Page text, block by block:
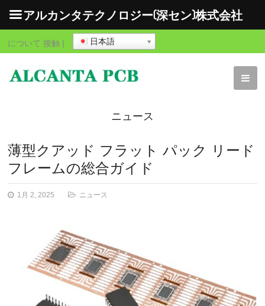
について 接触 | 日本語
ニュース
薄型クアッド フラット パック リード
フレームの総合ガイド
1月 2, 2025 ニュース
アルカンタテクノロジー(深セン)株式会社